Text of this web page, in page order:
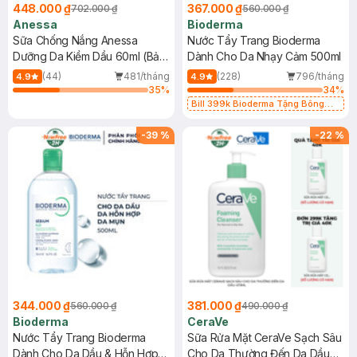
448.000 ₫702.000 ₫
Anessa
Sữa Chống Nắng Anessa
Dưỡng Da Kiềm Dầu 60ml (Bản
Mới)
4.9 (44)
481/tháng
35%
367.000 ₫560.000 ₫
Bioderma
Nước Tẩy Trang Bioderma
Dành Cho Da Nhạy Cảm 500ml
4.9 (228)
796/tháng
34%
Bill 399k Bioderma Tặng Bông
-39 %
344.000 ₫560.000 ₫
Bioderma
Nước Tẩy Trang Bioderma
Dành Cho Da Dầu & Hỗn Hợp
-22 %
381.000 ₫490.000 ₫
CeraVe
Sữa Rửa Mặt CeraVe Sạch Sâu
Cho Da Thường Đến Da Dầu